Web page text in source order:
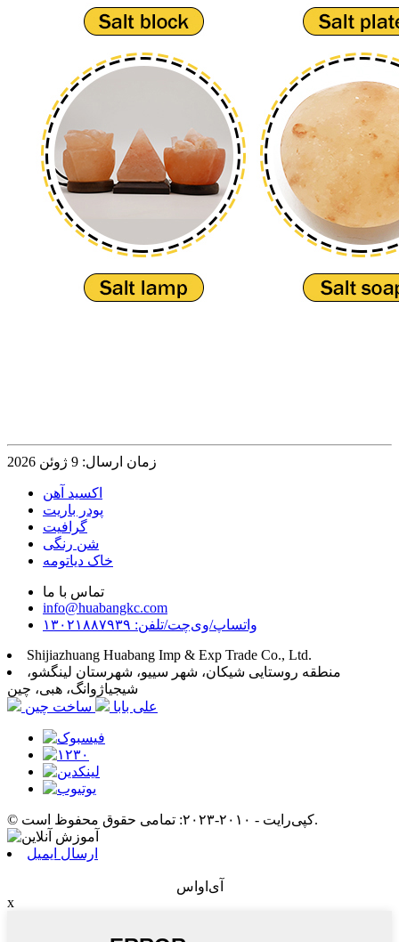
زمان ارسال: 9 ژوئن 2026
اکسید آهن
پودر باریت
گرافیت
شن رنگی
خاک دیاتومه
تماس با ما
info@huabangkc.com
واتساپ/وی‌چت/تلفن: ۱۳۰۲۱۸۸۷۹۳۹
Shijiazhuang Huabang Imp & Exp Trade Co., Ltd.
منطقه روستایی شیکان، شهر سییو، شهرستان لینگشو،
شیجیاژوانگ، هبی، چین
علی بابا
ساخت چین
© کپی‌رایت - ۲۰۱۰-۲۰۲۳: تمامی حقوق محفوظ است.
ارسال ایمیل
آی‌او‌اس
x